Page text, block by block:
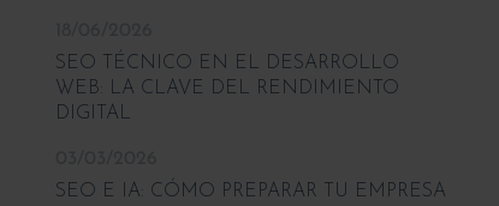
SEO TÉCNICO EN EL DESARROLLO
WEB: LA CLAVE DEL RENDIMIENTO
DIGITAL
SEO E IA: CÓMO PREPARAR TU EMPRESA